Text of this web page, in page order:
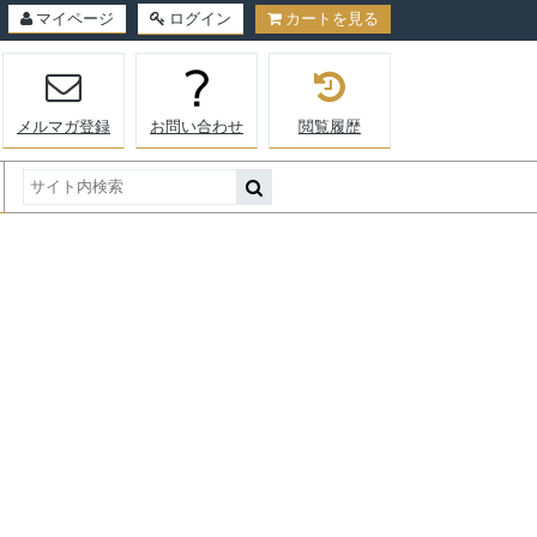
マイページ ログイン カートを見る
メルマガ登録 お問い合わせ 閲覧履歴